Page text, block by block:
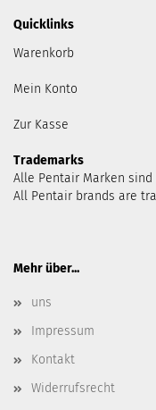
Quicklinks
Warenkorb
Mein Konto
Zur Kasse
Trademarks
Alle Pentair Marken
All Pentair brands are
Mehr über...
uns
Impressum
Kontakt
Widerrufsrecht